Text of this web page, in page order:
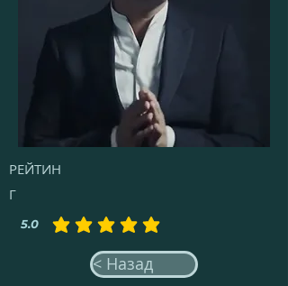
РЕЙТИН
Г
5.0
средний рейтинг 5 из 5
< Назад